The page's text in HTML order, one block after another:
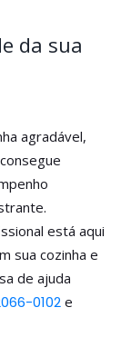
da sua
agradável,
está aqui
sua cozinha e
de ajuda
0102e